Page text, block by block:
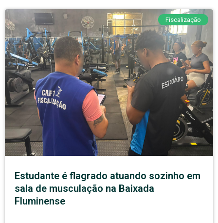
Fiscalização
Estudante é flagrado atuando sozinho em
sala de musculação na Baixada
Fluminense